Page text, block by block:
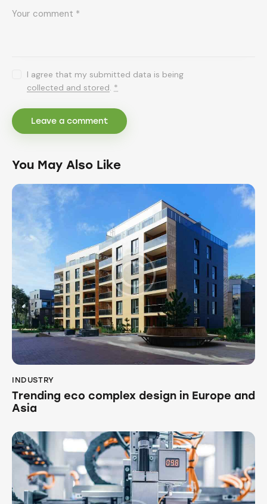
I agree that my submitted data is being
collected and stored. *
You May Also Like
INDUSTRY
Trending eco complex design in Europe and
Asia